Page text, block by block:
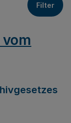
Filter
vom